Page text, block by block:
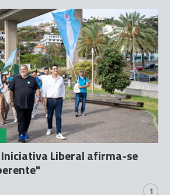
Liberal afirma-se
1